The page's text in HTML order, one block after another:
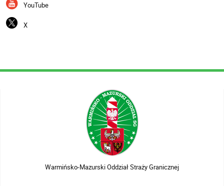
YouTube
X
Warmińsko-Mazurski Oddział Straży Granicznej